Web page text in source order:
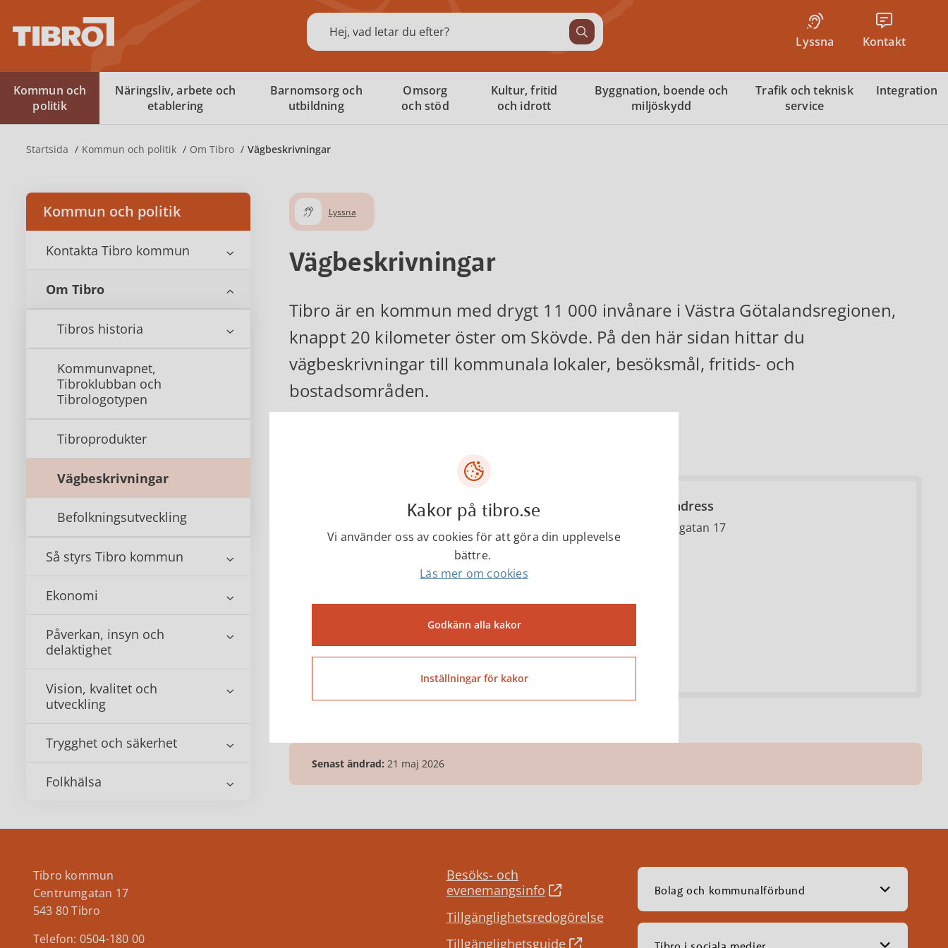
Sök
Lyssna Kontakt
Kommun och
politik
Näringsliv, arbete och
etablering
Barnomsorg och
utbildning
Omsorg
och stöd
Kultur, fritid
och idrott
Byggnation, boende och
miljöskydd
Trafik och teknisk
service
Integration
Startsida Kommun och politik Om Tibro Vägbeskrivningar
Kommun och politik
Kontakta Tibro kommun
Om Tibro
Tibros historia
Kommunvapnet,
Tibroklubban och
Tibrologotypen
Tibroprodukter
Vägbeskrivningar
Befolkningsutveckling
Så styrs Tibro kommun
Ekonomi
Påverkan, insyn och
delaktighet
Vision, kvalitet och
utveckling
Trygghet och säkerhet
Folkhälsa
Lyssna
Vägbeskrivningar
Tibro är en kommun med drygt 11 000 invånare i Västra Götalandsregionen,
knappt 20 kilometer öster om Skövde. På den här sidan hittar du
vägbeskrivningar till kommunala lokaler, besöksmål, fritids- och
bostadsområden.
Tibro kommun
Mån-fre kl. 07.30-16.00
Besöksadress
Centrumgatan 17
Senast ändrad: 21 maj 2026
Tibro kommun
Centrumgatan 17
543 80 Tibro
Telefon: 0504-180 00
Besöks- och
evenemangsinfo
Tillgänglighetsredogörelse
Tillgänglighetsguide
Bolag och kommunalförbund
Kakor på tibro.se
Vi använder oss av cookies för att göra din upplevelse
bättre.
Läs mer om cookies
Godkänn alla kakor
Inställningar för kakor